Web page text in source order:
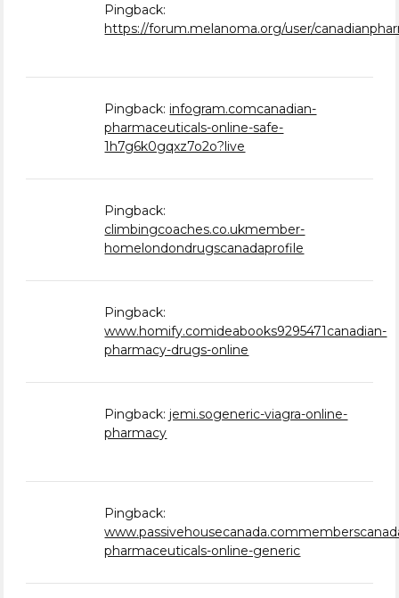
Pingback:
https://forum.melanoma.org/user/
Pingback: infogram.comcanadian-
pharmaceuticals-online-safe-
1h7g6k0gqxz7o2o?live
Pingback:
climbingcoaches.co.ukmember-
homelondondrugscanadaprofile
Pingback:
www.homify.comideabooks9295471canadian-
pharmacy-drugs-online
Pingback: jemi.sogeneric-viagra-online-
pharmacy
Pingback:
pharmaceuticals-online-generic